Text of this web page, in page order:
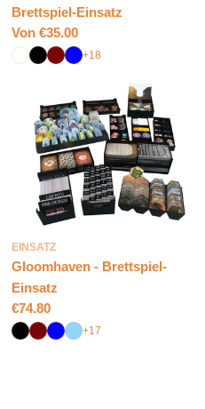
Brettspiel-Einsatz
Regulärer
Preis
Von €35.00
+18
EINSATZ
Gloomhaven - Brettspiel-
Einsatz
Regulärer
Preis
€74.80
+17